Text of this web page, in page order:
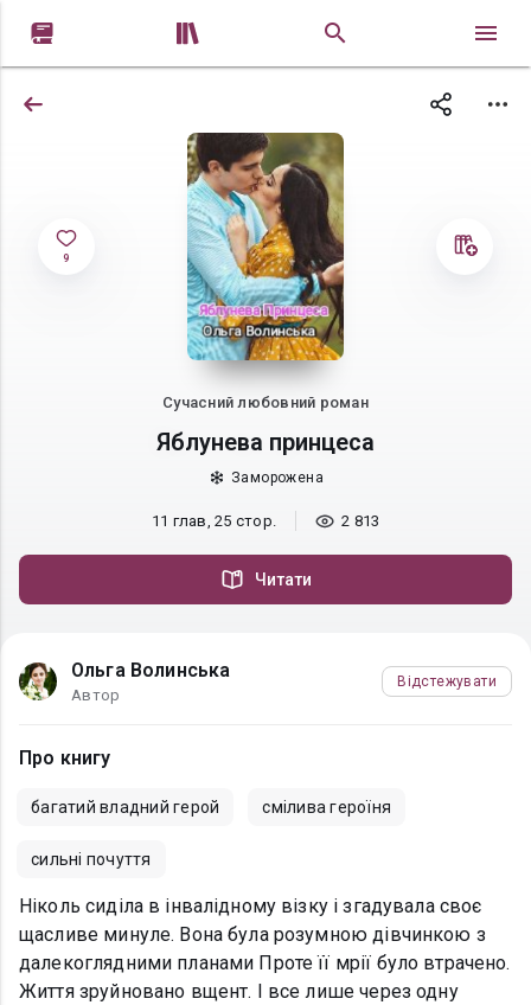
 
9
Сучасний любовний роман
Яблунева принцеса
Заморожена
11 глав, 25 стор. 2 813
Читати
Ольга Волинська
Автор
Відстежувати
Про книгу
багатий владний герой смілива героїня
сильні почуття
Ніколь сиділа в інвалідному візку і згадувала своє
щасливе минуле. Вона була розумною дівчинкою з
далекоглядними планами Проте її мрії було втрачено.
Життя зруйновано вщент. І все лише через одну